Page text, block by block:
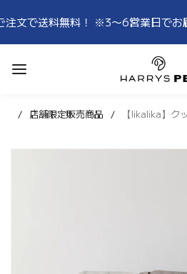
で送料無料！ ※3〜6営業日でお届け
店舗限定販売商品 【likalika】ク